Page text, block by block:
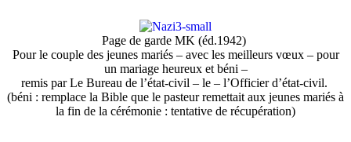
Page de garde MK (éd.1942)
Pour le couple des jeunes mariés – avec les meilleurs vœux – pour
un mariage heureux et béni –
remis par Le Bureau de l’état-civil – le – l’Officier d’état-civil.
(béni : remplace la Bible que le pasteur remettait aux jeunes mariés à
la fin de la cérémonie : tentative de récupération)